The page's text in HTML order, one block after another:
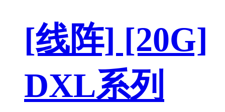
[线阵] [20G]
DXL系列